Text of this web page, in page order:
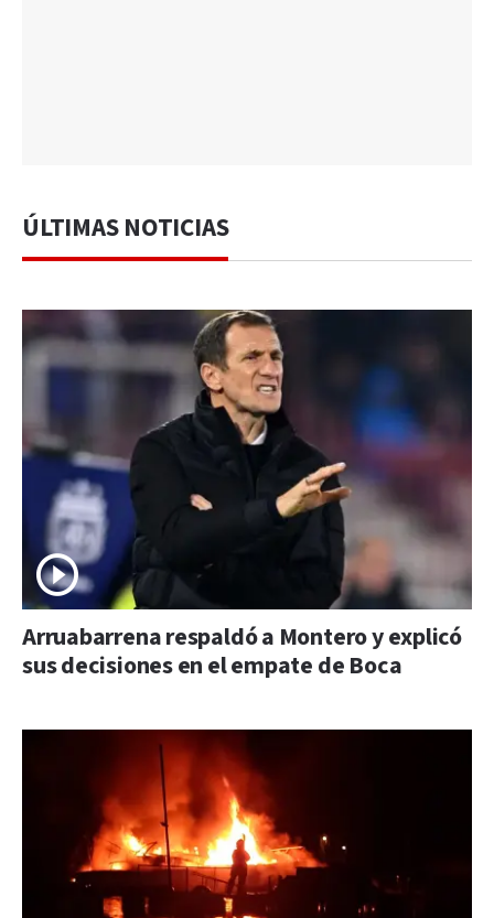
ÚLTIMAS NOTICIAS
Arruabarrena respaldó a Montero y explicó
sus decisiones en el empate de Boca